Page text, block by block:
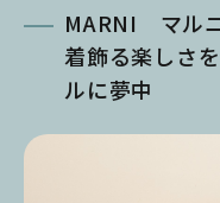
MARNI マル
着飾る楽しさ
ルに夢中